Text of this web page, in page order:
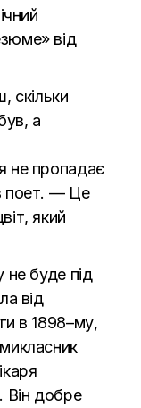
від
скільки
а
не пропадає
поет. — Це
який
не буде під
від
в 1898–му,
Він добре